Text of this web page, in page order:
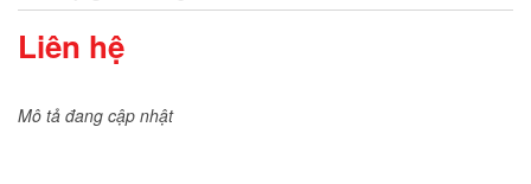
Liên hệ
Mô tả đang cập nhật